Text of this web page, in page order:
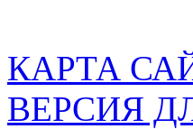
КАРТА
ВЕРСИЯ